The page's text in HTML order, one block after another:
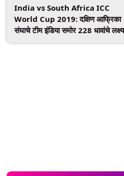
India vs South Africa ICC
World Cup 2019: दक्षिण आफ्रिका
संघाचे टीम इंडिया समोर 228 धावांचे लक्ष्य